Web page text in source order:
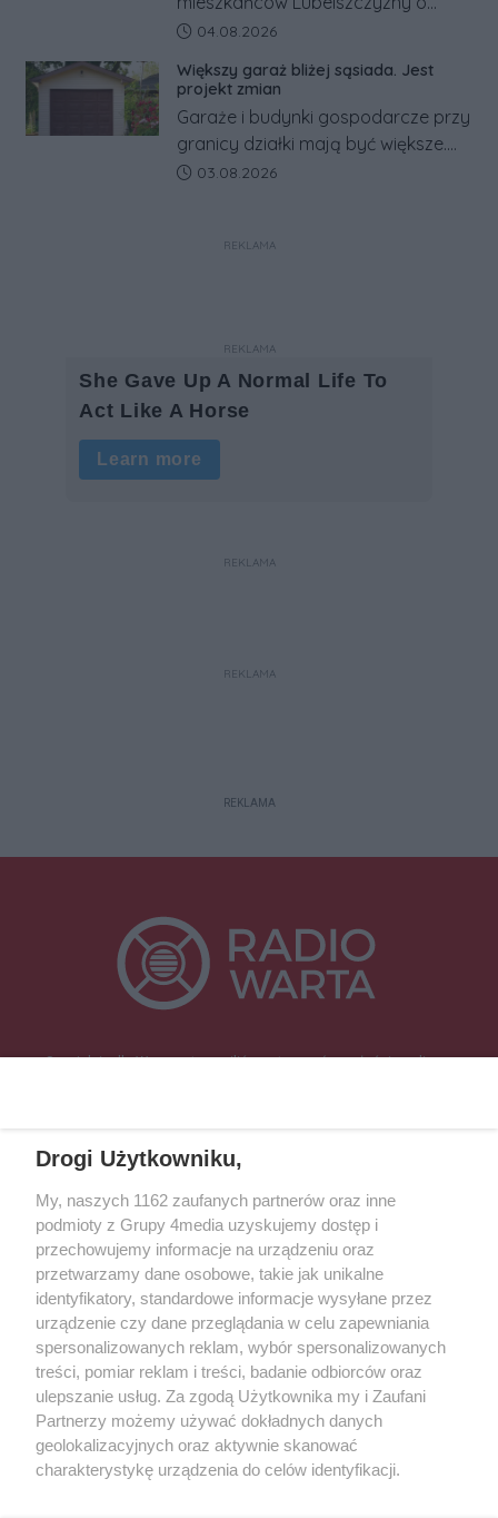
rosyjskim zagrożeniu rząd
alarmowych, alertów RCB i aplikacji
w jeden system.
Data dodania artykułu:
04.08.2026
Większy garaż bliżej sąsiada. Jest
projekt zmian
Garaże i budynki gospodarcze przy
granicy działki mają być większe.
Projekt zaostrza też zasady
Data dodania artykułu:
03.08.2026
REKLAMA
REKLAMA
REKLAMA
REKLAMA
REKLAMA
Specjalnie dla Was postanowiliśmy stworzyć rozgłośnię radiową
Śrem, Jarocin, Gniezno, Ostrów Wlkp.).
Kontakt Reklama Patronat
Dane firmowe
Regulamin serwisu i ogłoszeń drobnych
Regulamin konkursów
Polityka prywatności
Przetwarzanie danych osobowych
Zapisz się do newslettera
Dołącz do grona ludzi najlepiej poinformowanych!
Zapisz się »
Drogi Użytkowniku,
My, naszych 1162 zaufanych partnerów oraz inne
podmioty z Grupy 4media uzyskujemy dostęp i
przechowujemy informacje na urządzeniu oraz
przetwarzamy dane osobowe, takie jak unikalne
identyfikatory, standardowe informacje wysyłane przez
urządzenie czy dane przeglądania w celu zapewniania
spersonalizowanych reklam, wybór spersonalizowanych
treści, pomiar reklam i treści, badanie odbiorców oraz
ulepszanie usług. Za zgodą Użytkownika my i Zaufani
Partnerzy możemy używać dokładnych danych
geolokalizacyjnych oraz aktywnie skanować
charakterystykę urządzenia do celów identyfikacji.